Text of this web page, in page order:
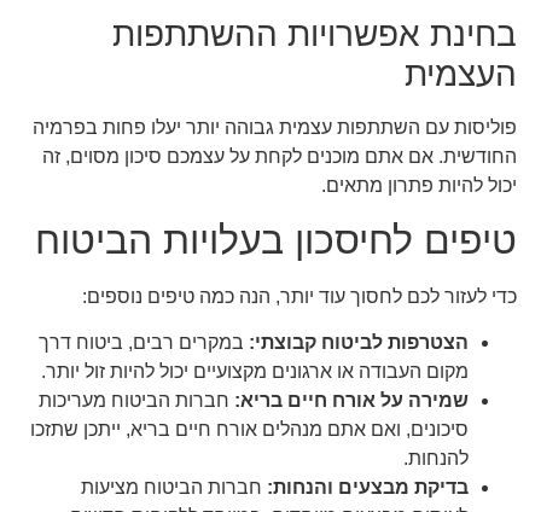
בחינת אפשרויות ההשתתפות
העצמית
פוליסות עם השתתפות עצמית גבוהה יותר יעלו פחות בפרמיה
החודשית. אם אתם מוכנים לקחת על עצמכם סיכון מסוים, זה
יכול להיות פתרון מתאים.
טיפים לחיסכון בעלויות הביטוח
כדי לעזור לכם לחסוך עוד יותר, הנה כמה טיפים נוספים:
הצטרפות לביטוח קבוצתי:במקרים רבים, ביטוח דרך
מקום העבודה או ארגונים מקצועיים יכול להיות זול יותר.
שמירה על אורח חיים בריא:חברות הביטוח מעריכות
סיכונים, ואם אתם מנהלים אורח חיים בריא, ייתכן שתזכו
להנחות.
בדיקת מבצעים והנחות:חברות הביטוח מציעות